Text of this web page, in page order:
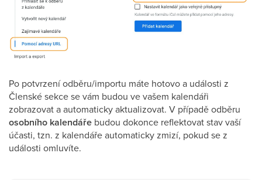
Po potvrzení odběru/importu máte hotovo a události z
Členské sekce se vám budou ve vašem kalendáři
zobrazovat a automaticky aktualizovat. V případě odběru
osobního kalendáře budou dokonce reflektovat stav vaší
účasti, tzn. z kalendáře automaticky zmizí, pokud se z
události omluvíte.